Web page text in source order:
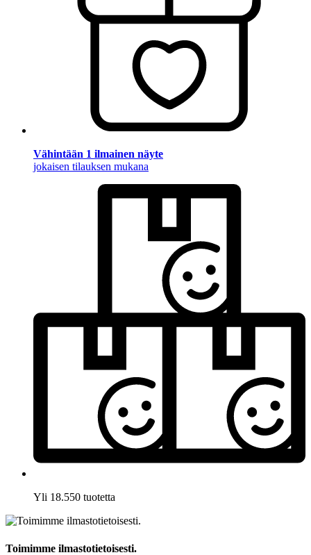
Vähintään 1 ilmainen näyte
jokaisen tilauksen mukana
Yli 18.550 tuotetta
Toimimme ilmastotietoisesti.